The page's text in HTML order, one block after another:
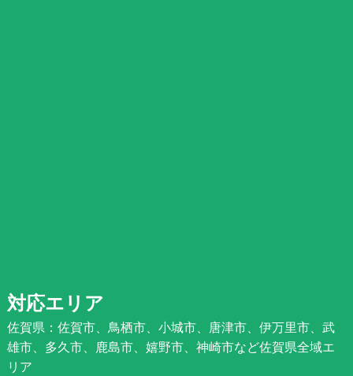
対応エリア
佐賀県：佐賀市、鳥栖市、小城市、唐津市、伊万里市、武
雄市、多久市、鹿島市、嬉野市、神崎市など佐賀県全域エ
リア